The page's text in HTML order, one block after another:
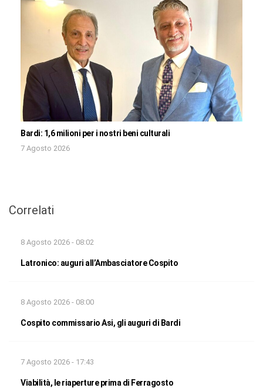
Bardi: 1,6 milioni per i nostri beni culturali
7 Agosto 2026
Correlati
8 Agosto 2026 - 08:02
Latronico: auguri all’Ambasciatore Cospito
8 Agosto 2026 - 08:00
Cospito commissario Asi, gli auguri di Bardi
7 Agosto 2026 - 17:43
Viabilità, le riaperture prima di Ferragosto